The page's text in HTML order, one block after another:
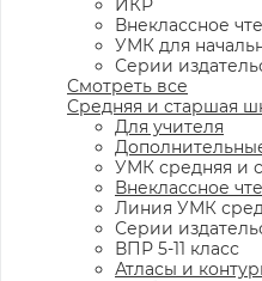
ИКР
Внеклассное
УМК для
Серии
Смотреть все
Средняя и старшая
Для учителя
УМК средняя и
Внеклассное
Линия УМК
Серии
ВПР 5-11 класс
Атласы и